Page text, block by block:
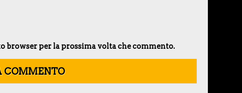
browser per la prossima volta che commento.